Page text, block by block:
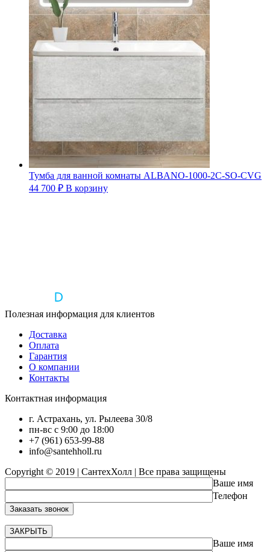
Тумба для ванной комнаты ALBANO-1000-2C-SO-CVG
44 700 ₽ В корзину
Полезная информация для клиентов
Доставка
Оплата
Гарантия
О компании
Контакты
Контактная информация
г. Астрахань, ул. Рылеева 30/8
пн-вс с 9:00 до 18:00
+7 (961) 653-99-88
info@santehholl.ru
Copyright © 2019 | СантехХолл | Все права защищены
Ваше имя
Телефон
ЗАКРЫТЬ
Ваше имя